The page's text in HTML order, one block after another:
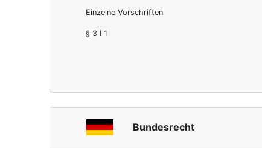
Einzelne Vorschriften
§ 3 I 1
Bundesrecht